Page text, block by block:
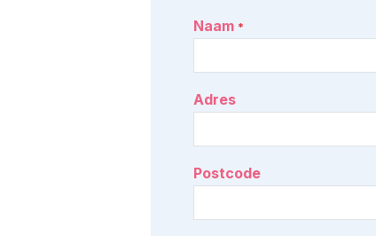
Naam *
Adres
Postcode